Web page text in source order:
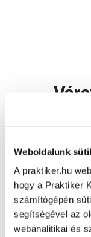
Weboldalunk
A praktiker.hu
hogy a Praktiker
számítógépén
segítségével az
webanalitikai és